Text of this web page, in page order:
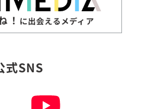
！ に出会えるメディア
式SNS